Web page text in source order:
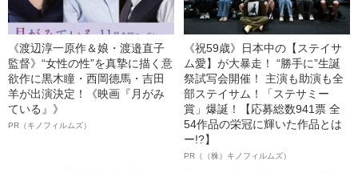
《渡辺淳一原作＆娘・渡邉直子
監督》“女性の性”を真摯に描く意
欲作に黒木瞳・西岡德馬・吉田
羊が出演決定！《映画『月がみ
ている』》
PR（キノフィルムズ）
《祝59歳》日本中の【ステイサ
ム愛】が大暴走！ “勝手に”生誕
祭試写会開催！ 主演も助演も全
部ステイサム！「ステサミー
賞」爆誕！【応募総数941票 全
54作品の栄冠に輝いた作品とは
ー!?】
PR（（株）キノフィルムズ）